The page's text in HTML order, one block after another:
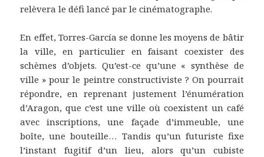
relèvera le défi lancé par le cinématographe.
En effet, Torres-García se donne les moyens de bâtir
la ville, en particulier en faisant coexister des
schèmes d’objets. Qu’est-ce qu’une « synthèse de
ville » pour le peintre constructiviste ? On pourrait
répondre, en reprenant justement l’énumération
d’Aragon, que c’est une ville où coexistent un café
avec inscriptions, une façade d’immeuble, une
boîte, une bouteille… Tandis qu’un futuriste fixe
l’instant fugitif d’un lieu, alors qu’un cubiste